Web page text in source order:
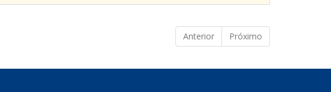
Anterior
Próximo